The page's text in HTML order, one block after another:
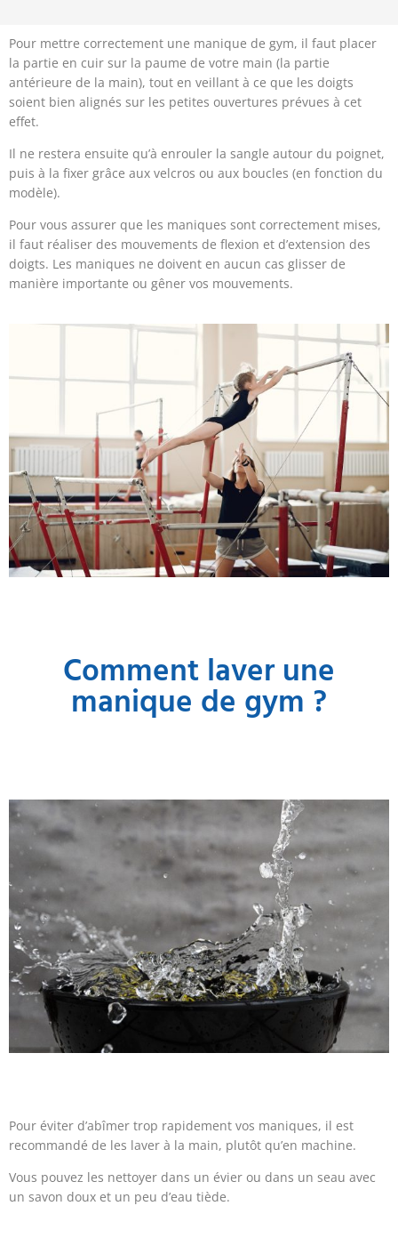
Pour mettre correctement une manique de gym, il faut placer
la partie en cuir sur la paume de votre main (la partie
antérieure de la main), tout en veillant à ce que les doigts
soient bien alignés sur les petites ouvertures prévues à cet
effet.
Il ne restera ensuite qu’à enrouler la sangle autour du poignet,
puis à la fixer grâce aux velcros ou aux boucles (en fonction du
modèle).
Pour vous assurer que les maniques sont correctement mises,
il faut réaliser des mouvements de flexion et d’extension des
doigts. Les maniques ne doivent en aucun cas glisser de
manière importante ou gêner vos mouvements.
Comment laver une
manique de gym ?
Pour éviter d’abîmer trop rapidement vos maniques, il est
recommandé de les laver à la main, plutôt qu’en machine.
Vous pouvez les nettoyer dans un évier ou dans un seau avec
un savon doux et un peu d’eau tiède.